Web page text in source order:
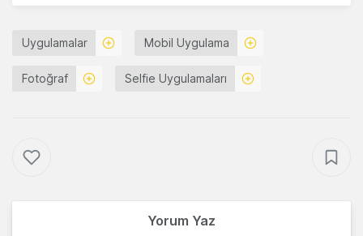
Uygulamalar Mobil Uygulama
Fotoğraf Selfie Uygulamaları
Yorum Yaz